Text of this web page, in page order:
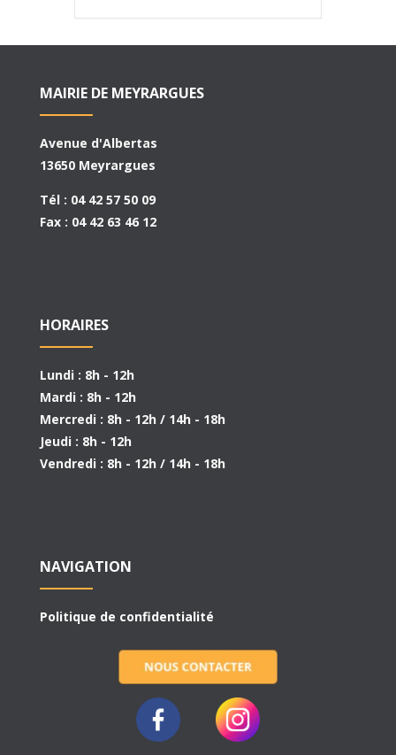
MAIRIE DE MEYRARGUES
Avenue d'Albertas
13650 Meyrargues
Tél : 04 42 57 50 09
Fax : 04 42 63 46 12
HORAIRES
Lundi : 8h - 12h
Mardi : 8h - 12h
Mercredi : 8h - 12h / 14h - 18h
Jeudi : 8h - 12h
Vendredi : 8h - 12h / 14h - 18h
NAVIGATION
Politique de confidentialité